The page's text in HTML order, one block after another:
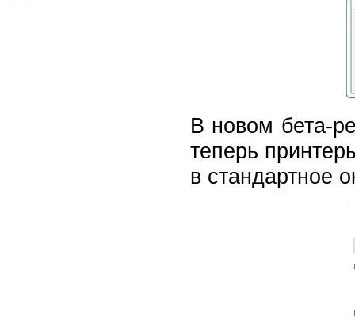
В новом бета-
теперь
в стандартное